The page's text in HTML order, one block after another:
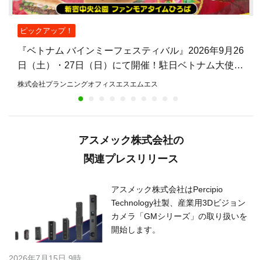
ピックアップ！
『ベトナム バインミーフェスティバル』2026年9月26
日（土）・27日（日）にて開催！駐日ベトナム大使館
公認、バインミーを主役とした日本初のフェスティバ
株式会社プランニングオフィスエスエムエス
アスメック株式会社の
関連プレスリリース
アスメック株式会社はPercipio
Technology社製、産業用3Dビジョン
カメラ「GMシリーズ」の取り扱いを
開始します。